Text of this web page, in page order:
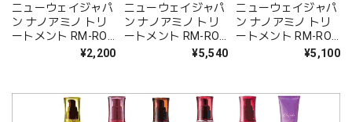
ニューウェイジャパ
ン ナノアミノ トリ
ートメント RM-RO
¥2,200
ニューウェイジャパ
ン ナノアミノ トリ
ートメント RM-RO
1000g[ポンプ]--¥5,540
ニューウェイジャパ
ン ナノアミノ トリ
ートメント RM-RO
1000g（レフィ¥5,100